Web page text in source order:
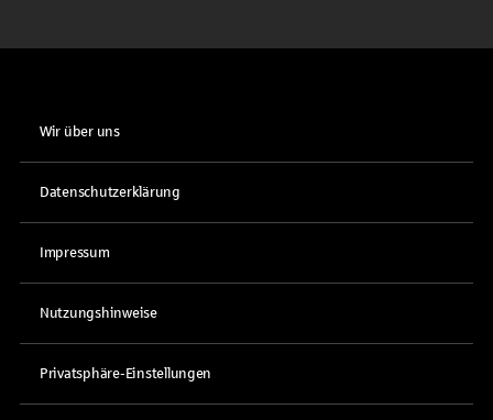
Wir über uns
Datenschutzerklärung
Impressum
Nutzungshinweise
Privatsphäre-Einstellungen